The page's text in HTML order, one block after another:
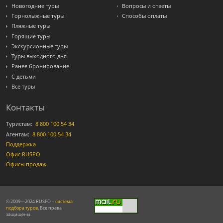
Новогодние туры
Горнолыжные туры
Пляжные туры
Горящие туры
Экскурсионные туры
Туры выходного дня
Ранее бронирование
С детьми
Все туры
Вопросы и ответы
Способы оплаты
Контакты
Туристам: 8 800 100 54 34
Агентам: 8 800 100 54 34
Поддержка
Офис RUSPO
Офисы продаж
© 2009—2024 RUSPO – система
подбора туров. Все права
защищены.